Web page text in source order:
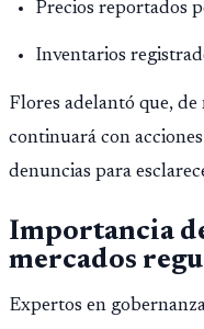
Precios reportados
Inventarios
Flores adelantó que,
continuará con
denuncias para
Importancia
mercados
Expertos en